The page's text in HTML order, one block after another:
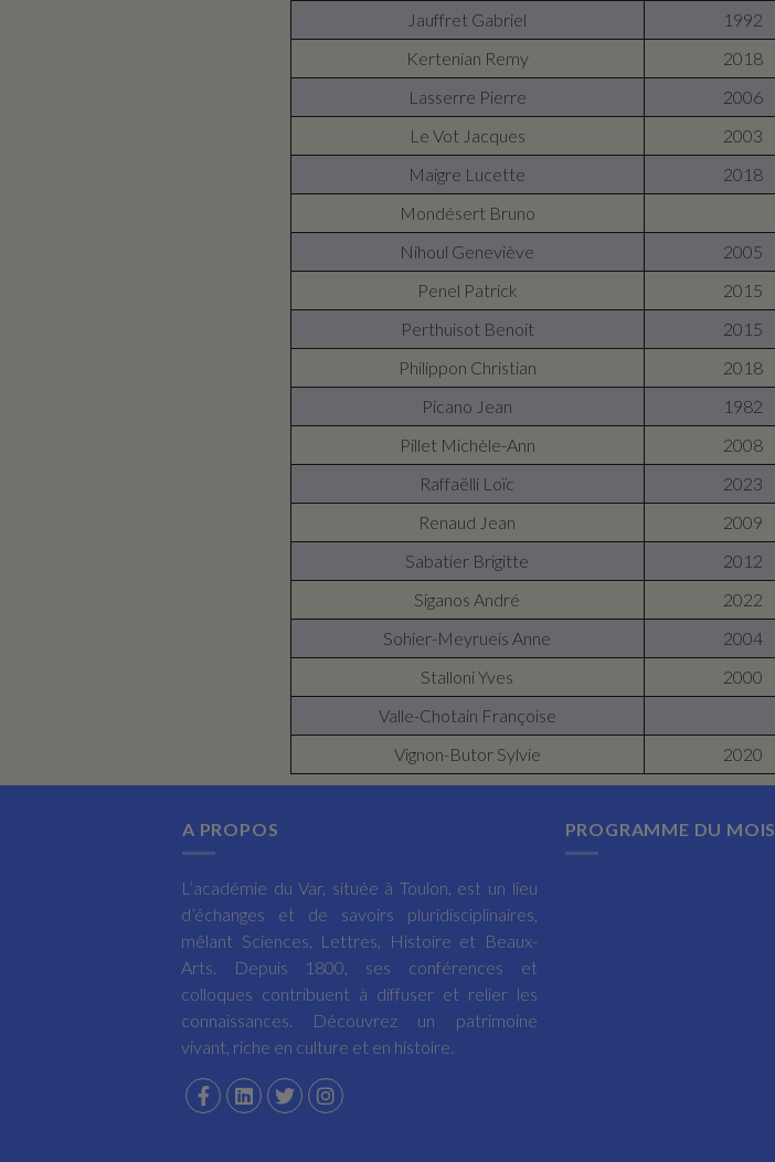
Jauffret Gabriel
1992
Kertenian Remy
2018
Lasserre Pierre
2006
Le Vot Jacques
2003
Maigre Lucette
2018
Mondésert Bruno
Nihoul Geneviève
2005
Penel Patrick
2015
Perthuisot Benoit
2015
Philippon Christian
2018
Picano Jean
1982
Pillet Michèle-Ann
2008
Raffaëlli Loïc
2023
Renaud Jean
2009
Sabatier Brigitte
2012
Siganos André
2022
Sohier-Meyrueis Anne
2004
Stalloni Yves
2000
Valle-Chotain Françoise
Vignon-Butor Sylvie
2020
A PROPOS
L’académie du Var, située à Toulon, est un lieu
d’échanges et de savoirs pluridisciplinaires,
mêlant Sciences, Lettres, Histoire et Beaux-
Arts. Depuis 1800, ses conférences et
colloques contribuent à diffuser et relier les
connaissances. Découvrez un patrimoine
vivant, riche en culture et en histoire.
PROGRAMME DU MOIS